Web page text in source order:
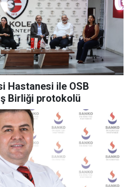
Hastanesi ile OSB
Birliği protokolü